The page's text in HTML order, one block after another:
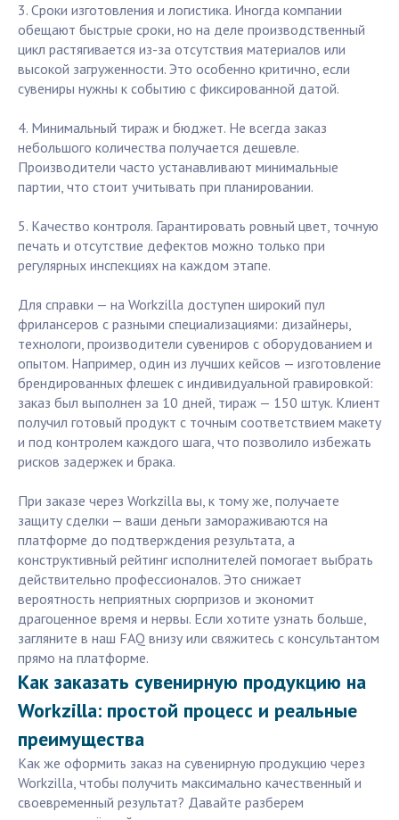
3. Сроки изготовления и логистика. Иногда компании
обещают быстрые сроки, но на деле производственный
цикл растягивается из-за отсутствия материалов или
высокой загруженности. Это особенно критично, если
сувениры нужны к событию с фиксированной датой.
4. Минимальный тираж и бюджет. Не всегда заказ
небольшого количества получается дешевле.
Производители часто устанавливают минимальные
партии, что стоит учитывать при планировании.
5. Качество контроля. Гарантировать ровный цвет, точную
печать и отсутствие дефектов можно только при
регулярных инспекциях на каждом этапе.
Для справки — на Workzilla доступен широкий пул
фрилансеров с разными специализациями: дизайнеры,
технологи, производители сувениров с оборудованием и
опытом. Например, один из лучших кейсов — изготовление
брендированных флешек с индивидуальной гравировкой:
заказ был выполнен за 10 дней, тираж — 150 штук. Клиент
получил готовый продукт с точным соответствием макету
и под контролем каждого шага, что позволило избежать
рисков задержек и брака.
При заказе через Workzilla вы, к тому же, получаете
защиту сделки — ваши деньги замораживаются на
платформе до подтверждения результата, а
конструктивный рейтинг исполнителей помогает выбрать
действительно профессионалов. Это снижает
вероятность неприятных сюрпризов и экономит
драгоценное время и нервы. Если хотите узнать больше,
загляните в наш FAQ внизу или свяжитесь с консультантом
прямо на платформе.
Как заказать сувенирную продукцию на
Workzilla: простой процесс и реальные
преимущества
Как же оформить заказ на сувенирную продукцию через
Workzilla, чтобы получить максимально качественный и
своевременный результат? Давайте разберем